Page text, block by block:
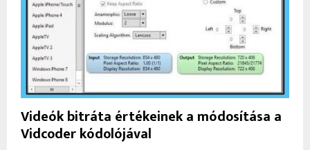
Videók bitráta értékeinek a módosítása a
Vidcoder kódolójával